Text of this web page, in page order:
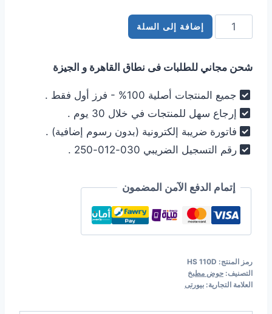
كمية
حوض
استانلس
كورى
3
حلة
بيورتي
Purity
110D
إضافة إلى السلة
شحن مجاني للطلبات فى نطاق القاهرة و الجيزة
جميع المنتجات أصلية 100% - فرز أول فقط .
إرجاع سهل للمنتجات في خلال 30 يوم .
فاتورة ضريبة إلكترونية (بدون رسوم إضافية) .
رقم التسجيل الضريبي 030-012-250 .
إتمام الدفع الآمن المضمون
رمز المنتج: HS 110D
التصنيف: حوض مطبخ
العلامة التجارية: بيورتى